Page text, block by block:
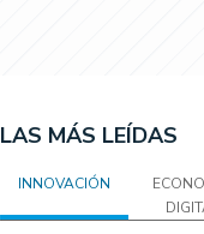
LAS MÁS LEÍDAS
INNOVACIÓN